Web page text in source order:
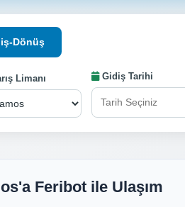
Dönüş
Limanı Gidiş Tarihi
Feribot ile Ulaşım